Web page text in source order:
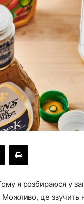
я розбираюся у
Можливо, це